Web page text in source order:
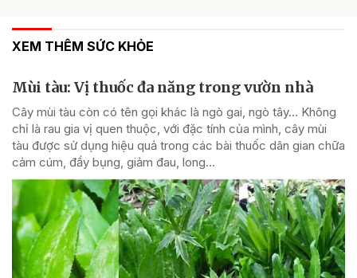
XEM THÊM SỨC KHỎE
Mùi tàu: Vị thuốc đa năng trong vườn nhà
Cây mùi tàu còn có tên gọi khác là ngò gai, ngò tây… Không
chỉ là rau gia vị quen thuộc, với đặc tính của mình, cây mùi
tàu được sử dụng hiệu quả trong các bài thuốc dân gian chữa
cảm cúm, đầy bụng, giảm đau, long...